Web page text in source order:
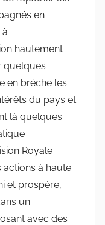
en
hautement
quelques
en brèche les
du pays et
là quelques
Royale
à haute
et prospère,
un
avec des